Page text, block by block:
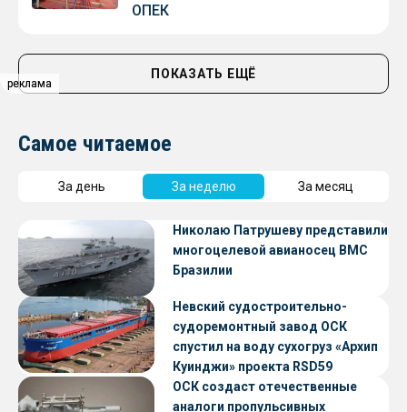
реклама
реклама
ОПЕК
ПОКАЗАТЬ ЕЩЁ
Самое читаемое
За день За неделю За месяц
Николаю Патрушеву представили
многоцелевой авианосец ВМС
Бразилии
Невский судостроительно-
судоремонтный завод ОСК
спустил на воду сухогруз «Архип
Куинджи» проекта RSD59
ОСК создаст отечественные
аналоги пропульсивных